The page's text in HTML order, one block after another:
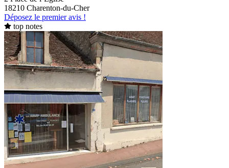
18210 Charenton-du-Cher
Déposez le premier avis !
top notes